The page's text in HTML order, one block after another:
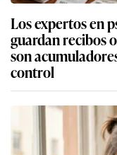
Los expertos en
guardan recibos
son
control